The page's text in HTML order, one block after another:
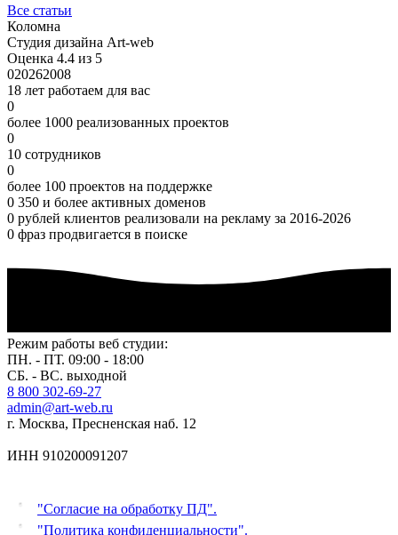
Все статьи
Коломна
Студия дизайна Art-web
Оценка 4.4 из 5
020262008
18 лет работаем для вас
0
более 1000 реализованных проектов
0
10 сотрудников
0
более 100 проектов на поддержке
0 350 и более активных доменов
0 рублей клиентов реализовали на рекламу за 2016-2026
0 фраз продвигается в поиске
Режим работы веб студии:
ПН. - ПТ. 09:00 - 18:00
СБ. - ВС. выходной
8 800 302-69-27
admin@art-web.ru
г. Москва, Пресненская наб. 12
ИНН 910200091207
"Согласие на обработку ПД".
"Политика конфиденциальности".